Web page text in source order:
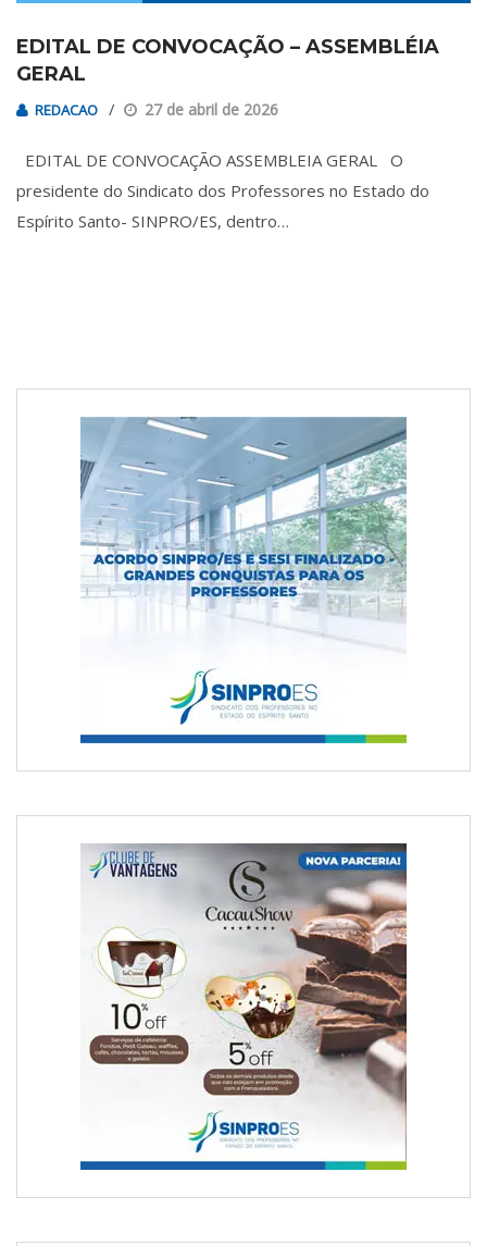
EDITAL DE CONVOCAÇÃO – ASSEMBLÉIA
GERAL
REDACAO 27 de abril de 2026
EDITAL DE CONVOCAÇÃO ASSEMBLEIA GERAL O
presidente do Sindicato dos Professores no Estado do
Espírito Santo- SINPRO/ES, dentro…